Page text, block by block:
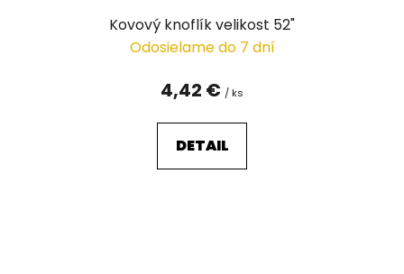
Kovový knoflík velikost 52"
Odosielame do 7 dní
4,42 € / ks
DETAIL